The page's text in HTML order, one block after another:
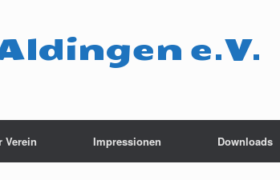
e.V.
Verein Impressionen Downloads